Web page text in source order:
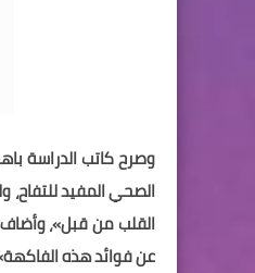
وصرح كاتب الدراسة
الصحي المفيد
القلب من قبل»، وأضاف
عن فوائد هذه